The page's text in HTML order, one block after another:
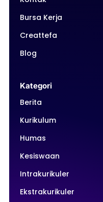
Bursa Kerja
Creattefa
Blog
Kategori
Berita
Kurikulum
Humas
Kesiswaan
Intrakurikuler
Ekstrakurikuler